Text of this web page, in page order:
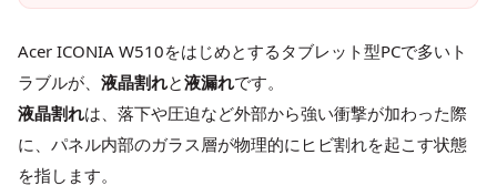
Acer ICONIA W510をはじめとするタブレット型PCで多いト
ラブルが、 液晶割れと液漏れです。
液晶割れは、落下や圧迫など外部から強い衝撃が加わった際
に、パネル内部のガラス層が物理的にヒビ割れを起こす状態
を指します。